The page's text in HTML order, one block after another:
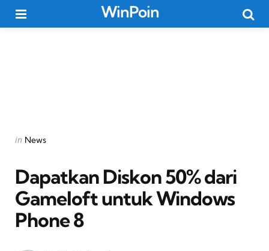
WinPoin
Categories
Posted
in News
Dapatkan Diskon 50% dari
Gameloft untuk Windows
Phone 8